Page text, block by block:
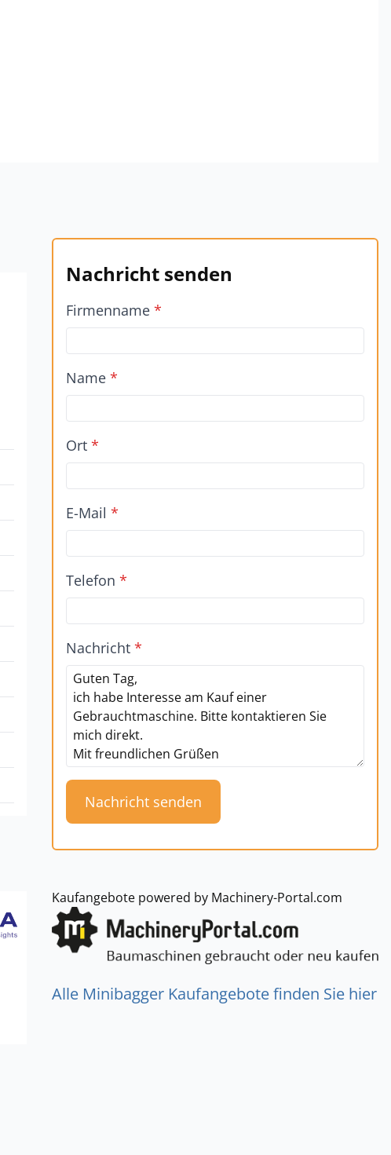
Nachricht senden
Firmenname *
Name *
Ort *
E-Mail *
Telefon *
Nachricht *
Nachricht senden
Kaufangebote powered by Machinery-Portal.com
Alle Minibagger Kaufangebote finden Sie hier